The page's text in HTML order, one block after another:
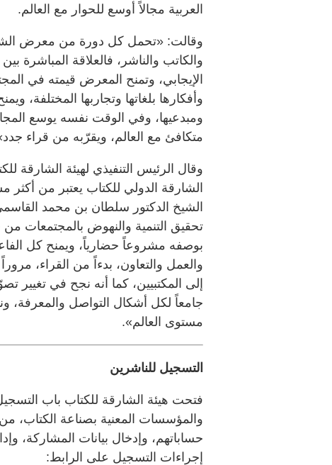
العربية مجالاً أوسع للحوار مع العالم.
وقالت: «تحمل كل دورة من معرض
والكاتب والناشر، فالعلاقة المباشرة
الإيجابي، وتمنح المعرض قيمته في
وأفكارها بلغاتها وتجاربها المختلفة،
ومبدعيها، وفي الوقت نفسه يوسع
متكافئ مع العالم، ويقرّبه من قراء
وقال الرئيس التنفيذي لهيئة
الشارقة الدولي للكتاب يعتبر من
الشيخ الدكتور سلطان بن محمد
تحقيق التنمية والنهوض بالمجتمعات
بوصفه مشروعاً حضارياً، ويمنح كل
والعمل والتعاون، بدءاً من القراء،
إلى المكتبيين، كما أنه نجح في
جامعاً لكل أشكال التواصل والمعرفة،
مستوى العالم».
التسجيل للناشرين
فتحت هيئة الشارقة للكتاب باب التسجيل
والمؤسسات المعنية بصناعة الكتاب،
حساباتهم، وإدخال بيانات المشاركة،
إجراءات التسجيل على الرابط: